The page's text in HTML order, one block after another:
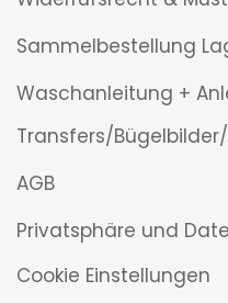
Sammelbestellung
Waschanleitung +
Transfers/
AGB
Privatsphäre und
Cookie Einstellungen